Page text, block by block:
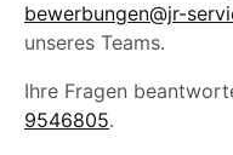
bewerbungen@jr-
unseres Teams.
Ihre Fragen
9546805.